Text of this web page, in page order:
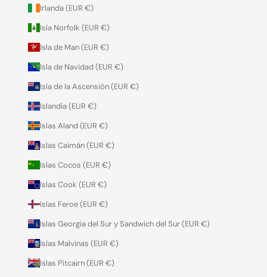
Irlanda (EUR €)
Isla Norfolk (EUR €)
Isla de Man (EUR €)
Isla de Navidad (EUR €)
Isla de la Ascensión (EUR €)
Islandia (EUR €)
Islas Aland (EUR €)
Islas Caimán (EUR €)
Islas Cocos (EUR €)
Islas Cook (EUR €)
Islas Feroe (EUR €)
Islas Georgia del Sur y Sandwich del Sur (EUR €)
Islas Malvinas (EUR €)
Islas Pitcairn (EUR €)